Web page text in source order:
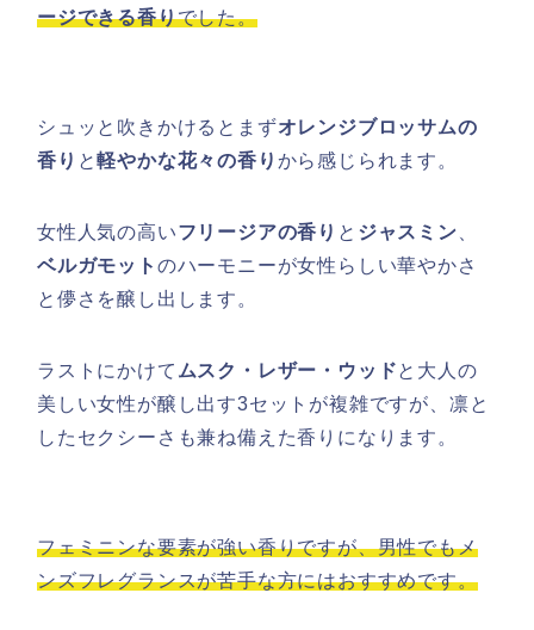
ージできる香りでした。
シュッと吹きかけるとまずオレンジブロッサムの
香り と軽やかな花々の香り から感じられます。
女性人気の高いフリージアの香り と ジャスミン
ベルガモット のハーモニーが女性らしい華やかさ
と儚さを醸し出します。
ラストにかけて ムスク・レザー・ウッドと大人の
美しい女性が醸し出す3セットが複雑ですが、凛と
したセクシーさも兼ね備えた香りになります。
フェミニンな要素が強い香りですが、男性でもメ
ンズフレグランスが苦手な方にはおすすめです。